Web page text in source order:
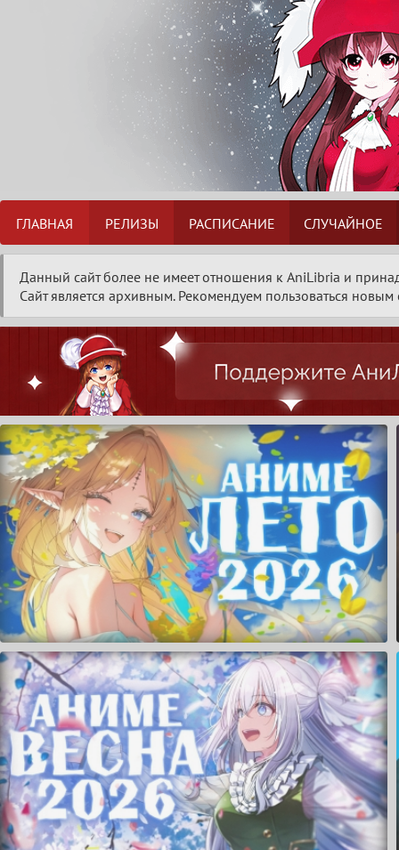
ГЛАВНАЯ РЕЛИЗЫ РАСПИСАНИЕ СЛУЧАЙНОЕ
Данный сайт более не имеет отношения к AniLibria и
Сайт является архивным. Рекомендуем пользоваться